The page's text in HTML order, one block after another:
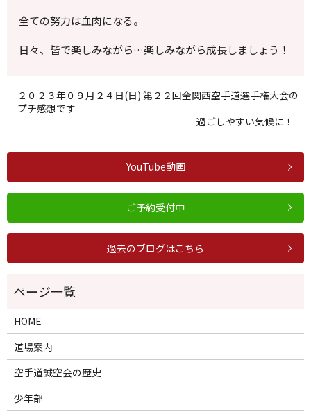
全ての努力は血肉になる。
日々、皆で楽しみながら…楽しみながら成長しましょう！
２０２３年０９月２４日(日) 第２２回全関西空手道選手権大会の
プチ感想です
過ごしやすい気候に！
YouTube動画
ご予約受付中
過去のブログはこちら
HOME
道場案内
空手道誠空会の歴史
少年部